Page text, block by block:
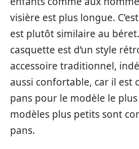
visière est plus longue.
est plutôt similaire au
casquette est d’un style
accessoire traditionnel,
aussi confortable, car il est
pans pour le modèle le
modèles plus petits sont
pans.